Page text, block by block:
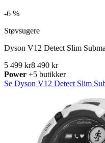
-6 %
Støvsugere
Dyson V12 Detect Slim
5 499 kr8 490 kr
Power +5 butikker
Se Dyson V12 Detect Slim